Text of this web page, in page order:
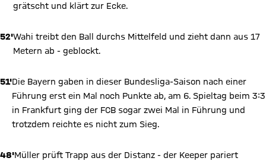
grätscht und klärt zur Ecke.
52'Wahi treibt den Ball durchs Mittelfeld und zieht dann aus 17
Metern ab - geblockt.
51'Die Bayern gaben in dieser Bundesliga-Saison nach einer
Führung erst ein Mal noch Punkte ab, am 6. Spieltag beim 3:3
in Frankfurt ging der FCB sogar zwei Mal in Führung und
trotzdem reichte es nicht zum Sieg.
48'Müller prüft Trapp aus der Distanz - der Keeper pariert